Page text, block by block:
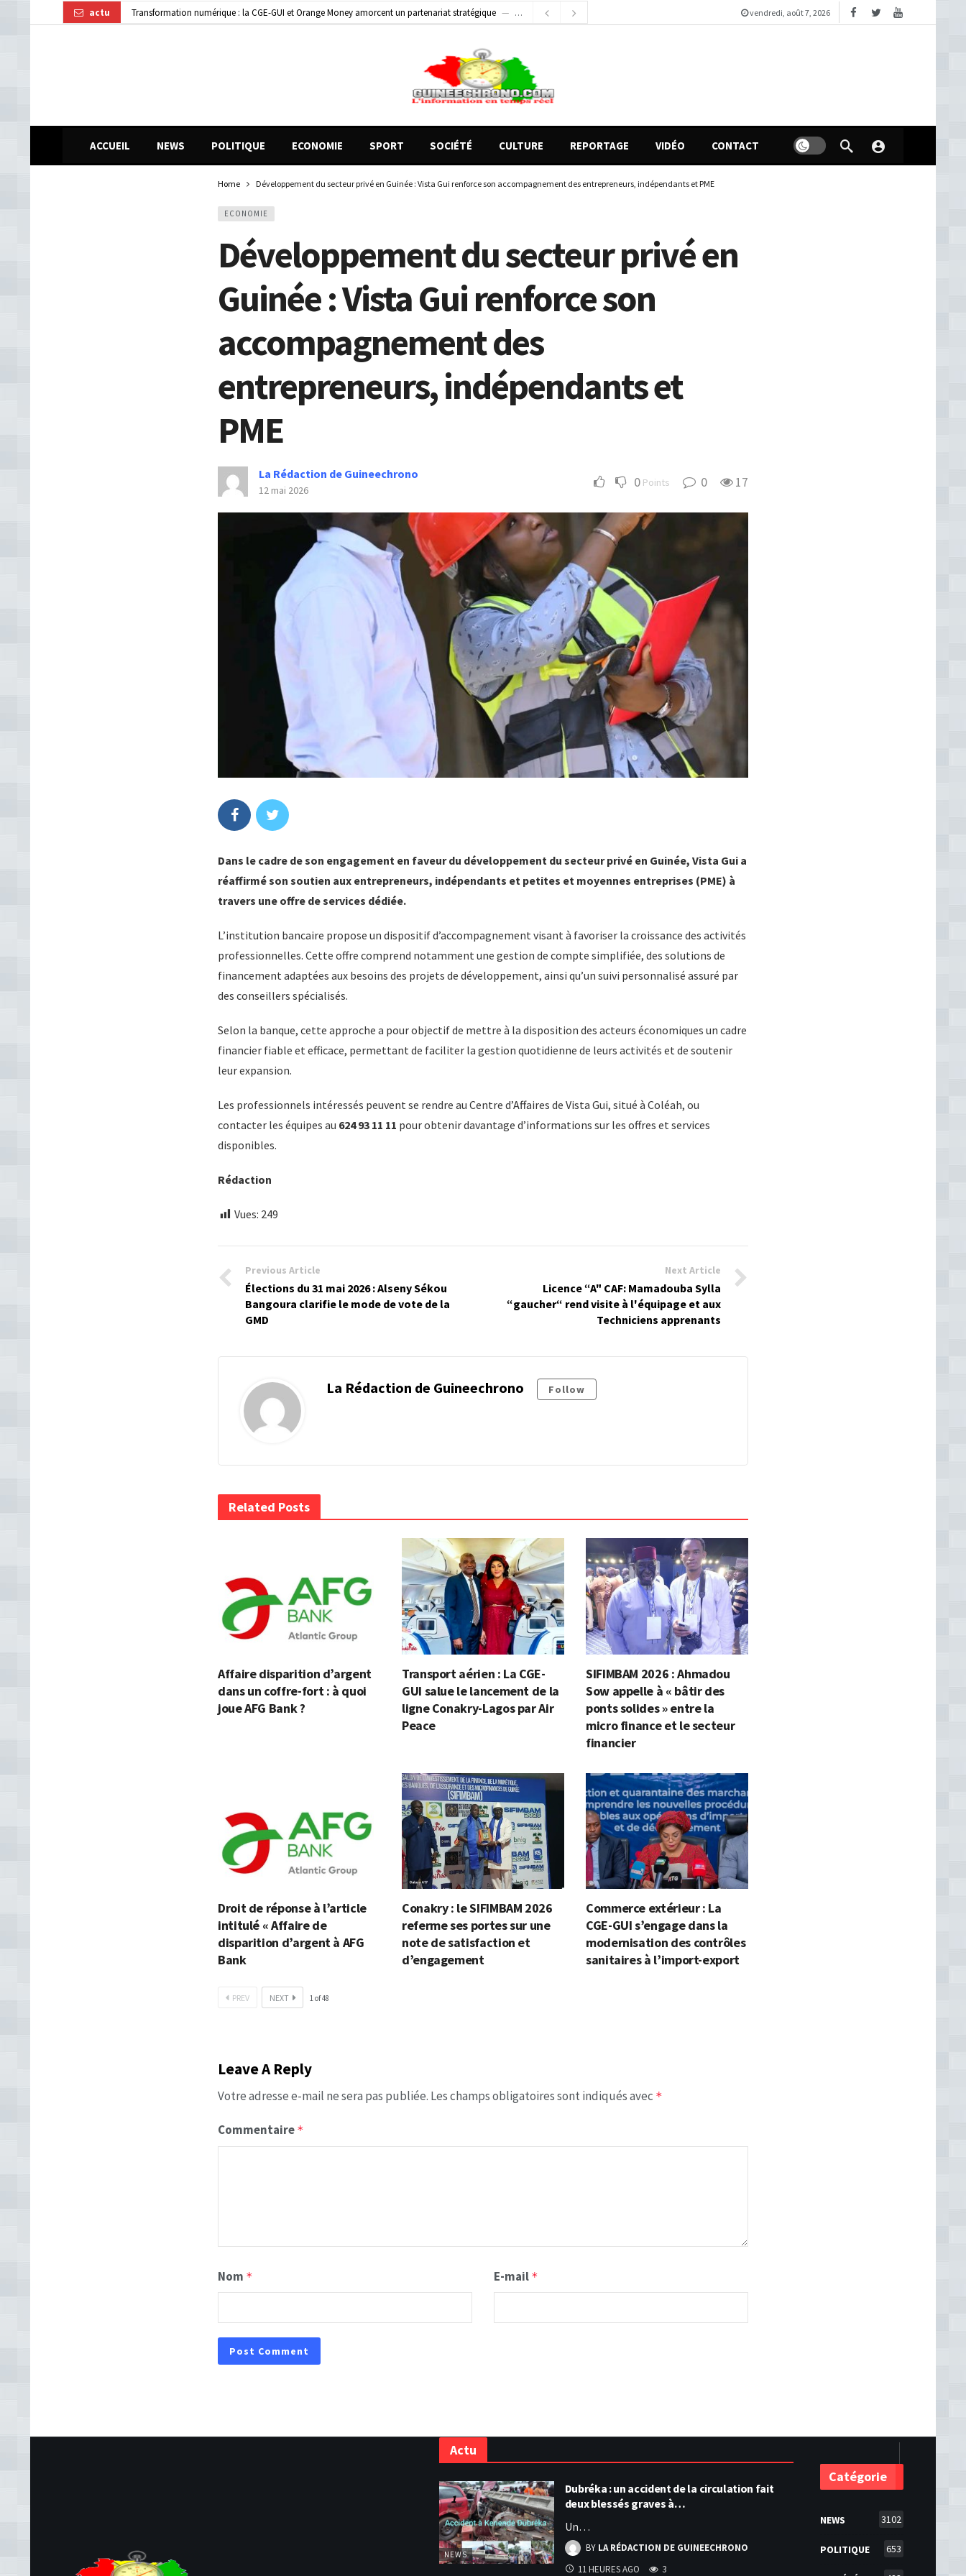
actu Transformation numérique : la CGE-GUI et Orange Money amorcent un partenariat stratégique
11 heures ago
vendredi, août 7, 2026
ACCUEIL NEWS POLITIQUE ECONOMIE SPORT SOCIÉTÉ CULTURE REPORTAGE VIDÉO CONTACT
Home Développement du secteur privé en Guinée : Vista Gui renforce son accompagnement des entrepreneurs, indépendants et PME
ECONOMIE
Développement du secteur privé en
Guinée : Vista Gui renforce son
accompagnement des
entrepreneurs, indépendants et
PME
La Rédaction de Guineechrono
12 mai 2026 0 Points 0 17
Dans le cadre de son engagement en faveur du développement du secteur privé en Guinée, Vista Gui a
réaffirmé son soutien aux entrepreneurs, indépendants et petites et moyennes entreprises (PME) à
travers une offre de services dédiée.
L’institution bancaire propose un dispositif d’accompagnement visant à favoriser la croissance des activités
professionnelles. Cette offre comprend notamment une gestion de compte simplifiée, des solutions de
financement adaptées aux besoins des projets de développement, ainsi qu’un suivi personnalisé assuré par
des conseillers spécialisés.
Selon la banque, cette approche a pour objectif de mettre à la disposition des acteurs économiques un cadre
financier fiable et efficace, permettant de faciliter la gestion quotidienne de leurs activités et de soutenir
leur expansion.
Les professionnels intéressés peuvent se rendre au Centre d’Affaires de Vista Gui, situé à Coléah, ou
contacter les équipes au 624 93 11 11 pour obtenir davantage d’informations sur les offres et services
disponibles.
Rédaction
Vues: 249
Previous Article
Élections du 31 mai 2026 : Alseny Sékou
Bangoura clarifie le mode de vote de la
GMD
Next Article
Licence “A" CAF: Mamadouba Sylla
“gaucher“ rend visite à l'équipage et aux
Techniciens apprenants
La Rédaction de Guineechrono Follow
Related Posts
Affaire disparition d’argent
dans un coffre-fort : à quoi
joue AFG Bank ?
Transport aérien : La CGE-
GUI salue le lancement de la
ligne Conakry-Lagos par Air
Peace
SIFIMBAM 2026 : Ahmadou
Sow appelle à « bâtir des
ponts solides » entre la
micro finance et le secteur
financier
Droit de réponse à l’article
intitulé « Affaire de
disparition d’argent à AFG
Bank
Conakry : le SIFIMBAM 2026
referme ses portes sur une
note de satisfaction et
d’engagement
Commerce extérieur : La
CGE-GUI s’engage dans la
modernisation des contrôles
sanitaires à l’import-export
PREV NEXT 1of48
Leave A Reply
Votre adresse e-mail ne sera pas publiée. Les champs obligatoires sont indiqués avec *
Commentaire *
Nom * E-mail *
Actu
NEWS
Dubréka : un accident de la circulation fait
deux blessés graves à…
Un…
BY LA RÉDACTION DE GUINEECHRONO
11 HEURES AGO
3
Catégorie
NEWS 3102
POLITIQUE 653